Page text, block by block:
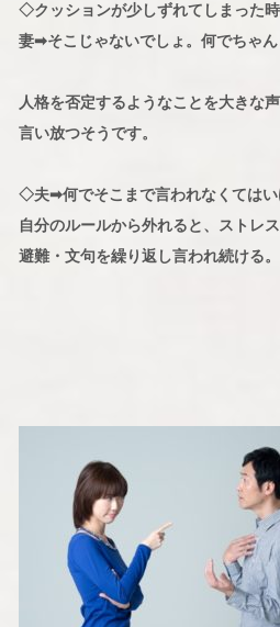
◇クッションが少しずれてしまった時
妻➡そこじゃないでしょ。何でちゃん
人格を否定するようなことを大きな
言い放つそうです。
◇夫➡何でそこまで言われなくてはい
自分のルールから外れると、ストレ
避難・文句を繰り返し言われ続ける。